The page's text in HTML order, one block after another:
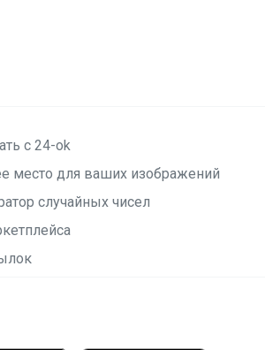
с 24-ok
место для ваших изображений
случайных чисел